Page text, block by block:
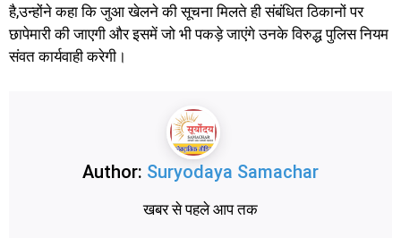
है,उन्होंने कहा कि जुआ खेलने की सूचना मिलते ही संबंधित ठिकानों पर
छापेमारी की जाएगी और इसमें जो भी पकड़े जाएंगे उनके विरुद्ध पुलिस नियम
संवत कार्यवाही करेगी।
Author: Suryodaya Samachar
खबर से पहले आप तक